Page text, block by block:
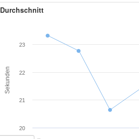
Durchschnitt
Sekunden
20
21
22
23